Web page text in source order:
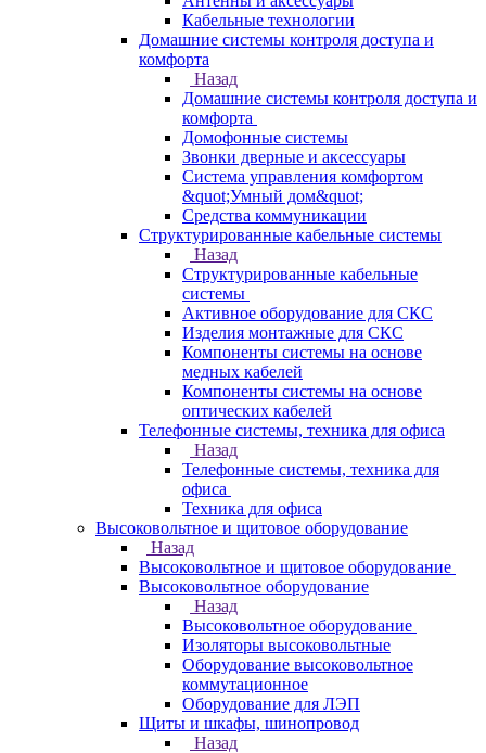
Кабельные технологии
Домашние системы контроля доступа и
комфорта
Назад
Домашние системы контроля доступа и
комфорта
Домофонные системы
Звонки дверные и аксессуары
Система управления комфортом
&quot;Умный дом&quot;
Средства коммуникации
Структурированные кабельные системы
Назад
Структурированные кабельные
системы
Активное оборудование для СКС
Изделия монтажные для СКС
Компоненты системы на основе
медных кабелей
Компоненты системы на основе
оптических кабелей
Телефонные системы, техника для офиса
Назад
Телефонные системы, техника для
офиса
Техника для офиса
Высоковольтное и щитовое оборудование
Назад
Высоковольтное и щитовое оборудование
Высоковольтное оборудование
Назад
Высоковольтное оборудование
Изоляторы высоковольтные
Оборудование высоковольтное
коммутационное
Оборудование для ЛЭП
Щиты и шкафы, шинопровод
Назад